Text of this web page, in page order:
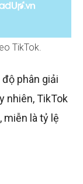
TikTok.
phân giải
nhiên, TikTok
miễn là tỷ lệ